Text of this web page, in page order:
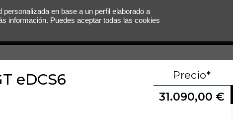
eDCS6 Precio*
31.090,00 €
en base a un perfil elaborado a
información. Puedes aceptar todas las cookies